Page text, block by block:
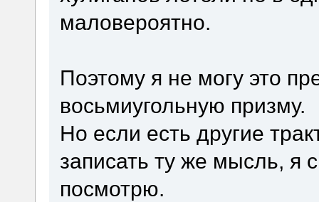
маловероятно.
Поэтому я не могу это
восьмиугольную призму.
Но если есть другие
записать ту же мысль, я
посмотрю.